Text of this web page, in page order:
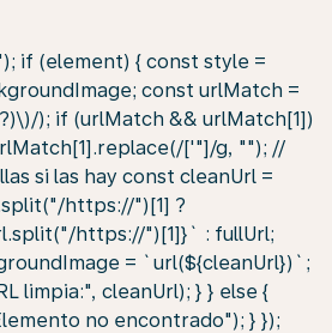
if (element) { const style =
const urlMatch =
); if (urlMatch && urlMatch[1])
['"]/g, ""); //
si las hay const cleanUrl =
https://")[1] ?
https://")[1]}` : fullUrl;
= `url(${cleanUrl})`;
limpia:", cleanUrl); } } else {
no encontrado"); } });